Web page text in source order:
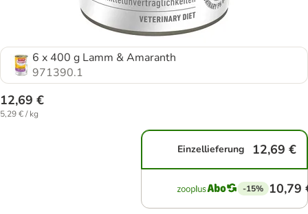
6 x 400 g Lamm & Amaranth
971390.1
12,69 €
5,29 € / kg
Einzellieferung 12,69 €
-15% 10,79